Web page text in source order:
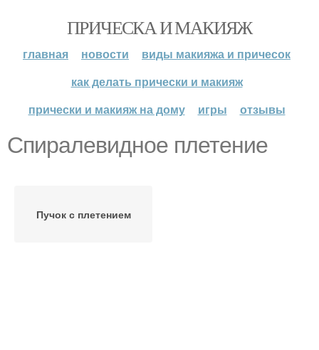
ПРИЧЕСКА И МАКИЯЖ
главная новости
виды макияжа и причесок
как делать прически и макияж
прически и макияж на дому
игры отзывы
Спиралевидное плетение
Пучок с плетением